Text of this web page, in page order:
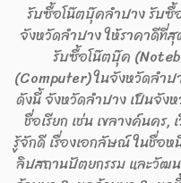
รับซื้อโน๊ตบุ๊คลำปาง รับซื้
จังหวัดลำปาง ให้ราคาดีที่
รับซื้อโน๊ตบุ๊ค
(Computer) ในจังหวัดลำ
ดังนี้ จังหวัดลำปาง เป็นจัง
ชื่อเรียก เช่น เขลางค์นคร
รู้จักดี เรื่องเอกลัษณ์ ในชื่อห
ลิปสถานปัตยกรรม และวัฒ